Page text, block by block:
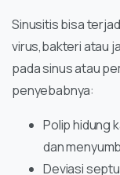
Sinusitis bisa
virus,bakteri atau
pada sinus atau
penyebabnya:
Polip hidung
dan
Deviasi